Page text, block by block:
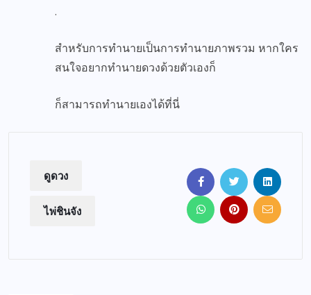
.
สำหรับการทำนายเป็นการทำนายภาพรวม หากใคร
สนใจอยากทำนายดวงด้วยตัวเองก็
ก็สามารถทำนายเองได้ที่นี่
ดูดวง
ไพ่ชินจัง